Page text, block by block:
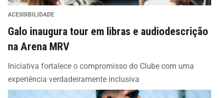
ACESSIBILIDADE
Galo inaugura tour em libras e audiodescrição
na Arena MRV
Iniciativa fortalece o compromisso do Clube com uma
experiência verdadeiramente inclusiva